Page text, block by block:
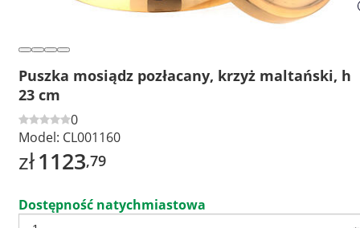
Puszka mosiądz pozłacany, krzyż maltański, h
23 cm
0
Model: CL001160
zł1123,79
Dostępność natychmiastowa